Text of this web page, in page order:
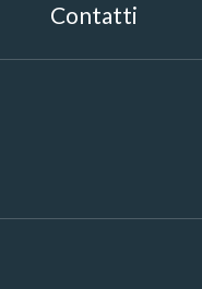
Contatti